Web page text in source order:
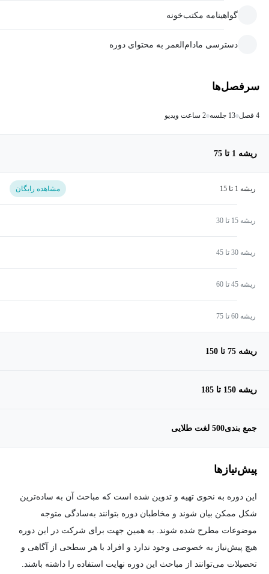
گواهینامه مکتب‌خونه
دسترسی مادام‌العمر به محتوای دوره
سرفصل‌ها
4 فصل 13 جلسه 2 ساعت ویدیو
ریشه 1 تا 75
ریشه 1 تا 15 مشاهده رایگان
ریشه 15 تا 30
ریشه 30 تا 45
ریشه 45 تا 60
ریشه 60 تا 75
ریشه 75 تا 150
ریشه 150 تا 185
جمع بندی500 لغت طلایی
پیش‌نیاز‌ها
این دوره به نحوی تهیه و تدوین شده است که مباحث آن به ساده‌ترین
شکل ممکن بیان شوند و مخاطبان دوره بتوانند به‌سادگی متوجه
موضوعات مطرح شده شوند. به همین جهت برای شرکت در این دوره
هیچ پیش‌نیاز به خصوصی وجود ندارد و افراد با هر سطحی از آگاهی و
تحصیلات می‌توانند از مباحث این دوره نهایت استفاده را داشته باشند.